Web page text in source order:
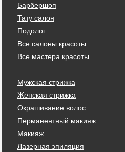
Барбершоп
Тату салон
Подолог
Все салоны красоты
Все мастера красоты
Мужская стрижка
Женская стрижка
Окрашивание волос
Перманентный макияж
Макияж
Лазерная эпиляция